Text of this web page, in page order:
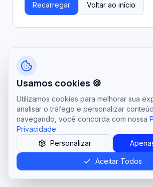
Recarregar Voltar ao início
Usamos cookies 🍪
Utilizamos cookies para melhorar sua
analisar o tráfego e personalizar
navegando, você concorda com nossa
Privacidade.
Personalizar
Aceitar Todos